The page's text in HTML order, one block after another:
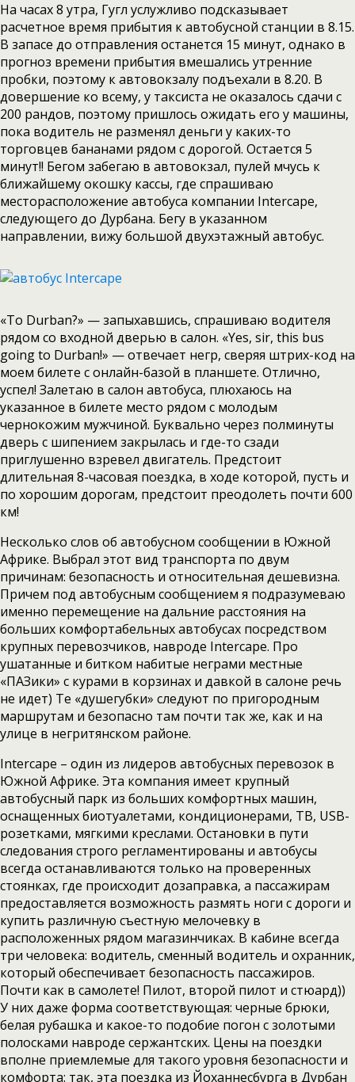
На часах 8 утра, Гугл услужливо подсказывает
расчетное время прибытия к автобусной станции в 8.15.
В запасе до отправления останется 15 минут, однако в
прогноз времени прибытия вмешались утренние
пробки, поэтому к автовокзалу подъехали в 8.20. В
довершение ко всему, у таксиста не оказалось сдачи с
200 рандов, поэтому пришлось ожидать его у машины,
пока водитель не разменял деньги у каких-то
торговцев бананами рядом с дорогой. Остается 5
минут!! Бегом забегаю в автовокзал, пулей мчусь к
ближайшему окошку кассы, где спрашиваю
месторасположение автобуса компании Intercape,
следующего до Дурбана. Бегу в указанном
направлении, вижу большой двухэтажный автобус.
«To Durban?» — запыхавшись, спрашиваю водителя
рядом со входной дверью в салон. «Yes, sir, this bus
going to Durban!» — отвечает негр, сверяя штрих-код на
моем билете с онлайн-базой в планшете. Отлично,
успел! Залетаю в салон автобуса, плюхаюсь на
указанное в билете место рядом с молодым
чернокожим мужчиной. Буквально через полминуты
дверь с шипением закрылась и где-то сзади
приглушенно взревел двигатель. Предстоит
длительная 8-часовая поездка, в ходе которой, пусть и
по хорошим дорогам, предстоит преодолеть почти 600
км!
Несколько слов об автобусном сообщении в Южной
Африке. Выбрал этот вид транспорта по двум
причинам: безопасность и относительная дешевизна.
Причем под автобусным сообщением я подразумеваю
именно перемещение на дальние расстояния на
больших комфортабельных автобусах посредством
крупных перевозчиков, навроде Intercape. Про
ушатанные и битком набитые неграми местные
«ПАЗики» с курами в корзинах и давкой в салоне речь
не идет) Те «душегубки» следуют по пригородным
маршрутам и безопасно там почти так же, как и на
улице в негритянском районе.
Intercape – один из лидеров автобусных перевозок в
Южной Африке. Эта компания имеет крупный
автобусный парк из больших комфортных машин,
оснащенных биотуалетами, кондиционерами, ТВ, USB-
розетками, мягкими креслами. Остановки в пути
следования строго регламентированы и автобусы
всегда останавливаются только на проверенных
стоянках, где происходит дозаправка, а пассажирам
предоставляется возможность размять ноги с дороги и
купить различную съестную мелочевку в
расположенных рядом магазинчиках. В кабине всегда
три человека: водитель, сменный водитель и охранник,
который обеспечивает безопасность пассажиров.
Почти как в самолете! Пилот, второй пилот и стюард))
У них даже форма соответствующая: черные брюки,
белая рубашка и какое-то подобие погон с золотыми
полосками навроде сержантских. Цены на поездки
вполне приемлемые для такого уровня безопасности и
комфорта: так, эта поездка из Йоханнесбурга в Дурбан